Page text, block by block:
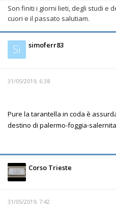
Son finiti i giorni lieti, degli studi e
cuori e il passato salutiam.
Si simoferr83
31/05/2019, 6:38
Pure la tarantella in coda è
destino di palermo-foggia-
Corso Trieste
31/05/2019, 7:42